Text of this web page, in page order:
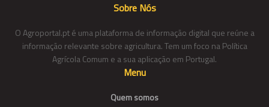
Sobre Nós
O Agroportal.pt é uma plataforma de informação digital que reúne a
informação relevante sobre agricultura. Tem um foco na Política
Agrícola Comum e a sua aplicação em Portugal.
Menu
Quem somos